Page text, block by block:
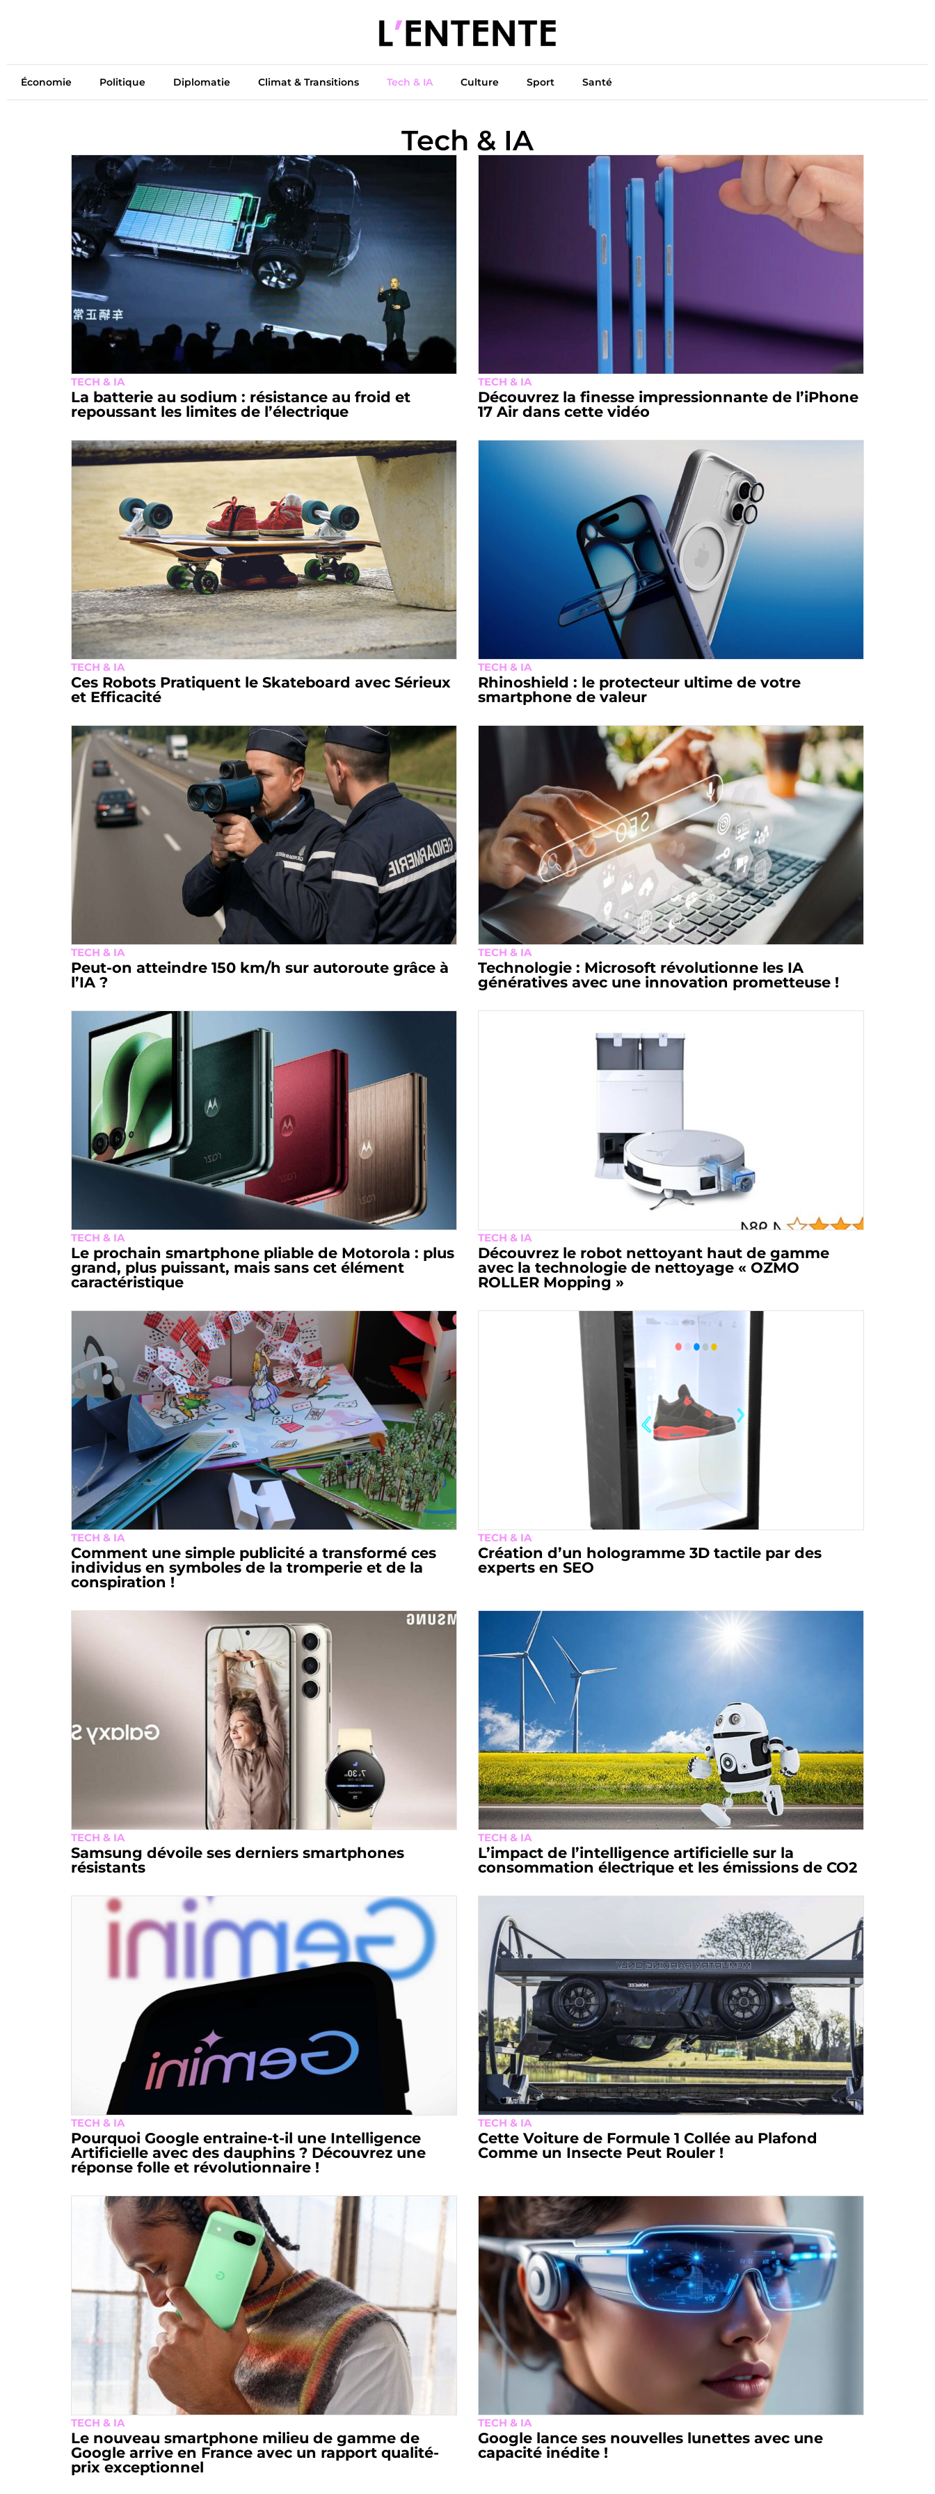
Diplomatie Climat & Transitions Tech & IA
Économie Politique Diplomatie Climat & Transitions Tech & IA Culture Sport Santé
Tech & IA
TECH & IA
La batterie au sodium : résistance au froid et
repoussant les limites de l’électrique
TECH & IA
Découvrez la finesse impressionnante de l’iPhone
17 Air dans cette vidéo
TECH & IA
Ces Robots Pratiquent le Skateboard avec Sérieux
et Efficacité
TECH & IA
Rhinoshield : le protecteur ultime de votre
smartphone de valeur
TECH & IA
Peut-on atteindre 150 km/h sur autoroute grâce à
l’IA ?
TECH & IA
Technologie : Microsoft révolutionne les IA
génératives avec une innovation prometteuse !
TECH & IA
Le prochain smartphone pliable de Motorola : plus
grand, plus puissant, mais sans cet élément
caractéristique
TECH & IA
Découvrez le robot nettoyant haut de gamme
avec la technologie de nettoyage « OZMO
ROLLER Mopping »
TECH & IA
Comment une simple publicité a transformé ces
individus en symboles de la tromperie et de la
conspiration !
TECH & IA
Création d’un hologramme 3D tactile par des
experts en SEO
TECH & IA
Samsung dévoile ses derniers smartphones
résistants
TECH & IA
L’impact de l’intelligence artificielle sur la
consommation électrique et les émissions de CO2
TECH & IA
Pourquoi Google entraine-t-il une Intelligence
Artificielle avec des dauphins ? Découvrez une
réponse folle et révolutionnaire !
TECH & IA
Cette Voiture de Formule 1 Collée au Plafond
Comme un Insecte Peut Rouler !
TECH & IA
Le nouveau smartphone milieu de gamme de
Google arrive en France avec un rapport qualité-
prix exceptionnel
TECH & IA
Google lance ses nouvelles lunettes avec une
capacité inédite !